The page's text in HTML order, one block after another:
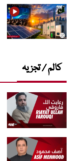
کالم / تجزیہ